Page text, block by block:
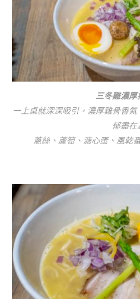
三冬雞濃厚
一上桌就深深吸引，濃厚雞骨香
郁盡在
蔥絲、蘆筍、溏心蛋、風乾